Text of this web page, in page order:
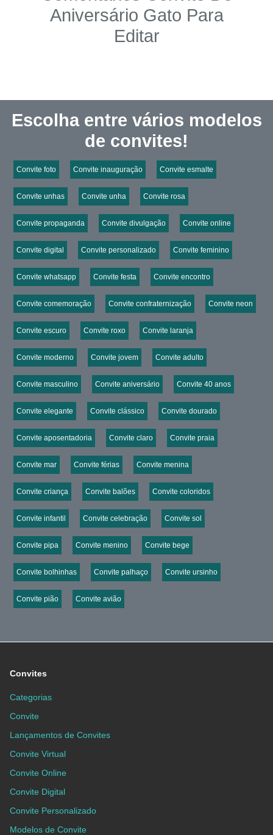
Aniversário Gato Para
Editar
Escolha entre vários modelos
de convites!
Convite foto Convite inauguração Convite esmalte
Convite unhas Convite unha Convite rosa
Convite propaganda Convite divulgação Convite online
Convite digital Convite personalizado Convite feminino
Convite whatsapp Convite festa Convite encontro
Convite comemoração Convite confraternização Convite neon
Convite escuro Convite roxo Convite laranja
Convite moderno Convite jovem Convite adulto
Convite masculino Convite aniversário Convite 40 anos
Convite elegante Convite clássico Convite dourado
Convite aposentadoria Convite claro Convite praia
Convite mar Convite férias Convite menina
Convite criança Convite balões Convite coloridos
Convite infantil Convite celebração Convite sol
Convite pipa Convite menino Convite bege
Convite bolhinhas Convite palhaço Convite ursinho
Convite pião Convite avião
Convites
Categorias
Convite
Lançamentos de Convites
Convite Virtual
Convite Online
Convite Digital
Convite Personalizado
Modelos de Convite